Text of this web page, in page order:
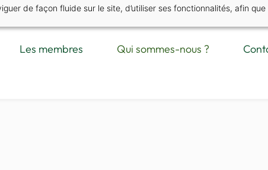
de façon fluide sur le site, d’utiliser ses fonctionnalités, afin que
Les membres Qui sommes-nous ?